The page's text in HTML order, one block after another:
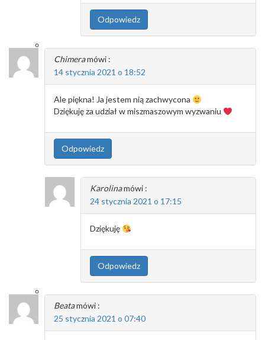
Odpowiedz
Chimeramówi :
14 stycznia 2021 o 18:52
Ale piękna! Ja jestem nią zachwycona
Dziękuję za udział w miszmaszowym wyzwaniu
Odpowiedz
Karolinamówi :
24 stycznia 2021 o 17:15
Dziękuję
Odpowiedz
Beatamówi :
25 stycznia 2021 o 07:40